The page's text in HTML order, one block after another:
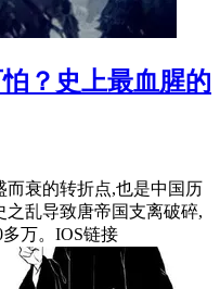
？史上最血腥的
而衰的转折点,也是中国历
之乱导致唐帝国支离破碎,
万。IOS链接